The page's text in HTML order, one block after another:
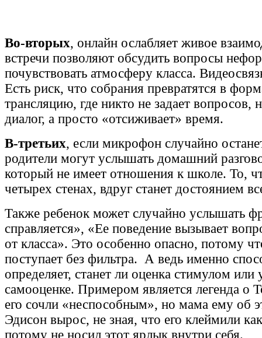
Во-вторых, онлайн ослабляет живое
встречи позволяют обсудить вопросы
почувствовать атмосферу класса.
Есть риск, что собрания превратятся в
трансляцию, где никто не задает вопросов,
диалог, а просто «отсиживает» время.
В-третьих, если микрофон случайно
родители могут услышать домашний
который не имеет отношения к школе. То,
четырех стенах, вдруг станет достоянием
Также ребенок может случайно услышать
справляется», «Ее поведение вызывает
от класса». Это особенно опасно, потому
поступает без фильтра. А ведь именно
определяет, станет ли оценка стимулом или
самооценке. Примером является легенда о
его сочли «неспособным», но мама ему об
Эдисон вырос, не зная, что его клеймили
потому не носил этот ярлык внутри себя.